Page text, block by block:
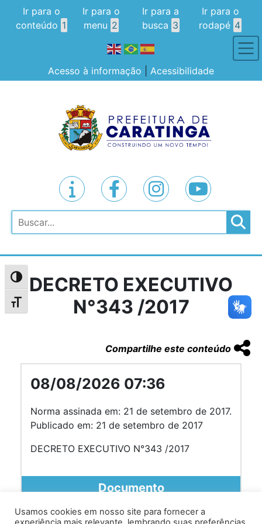
Alternar alto contraste
Alternar tamanho da fonte
Ir para o
conteúdo 1
Ir para o
menu 2
Ir para a
busca 3
Ir para o
rodapé 4
Acesso à informação Acessibilidade
Pesquisar
DECRETO EXECUTIVO
N°343 /2017
Compartilhe este conteúdo
08/08/2026 07:36
Norma assinada em: 21 de setembro de 2017.
Publicado em: 21 de setembro de 2017
DECRETO EXECUTIVO N°343 /2017
Documento
Usamos cookies em nosso site para fornecer a